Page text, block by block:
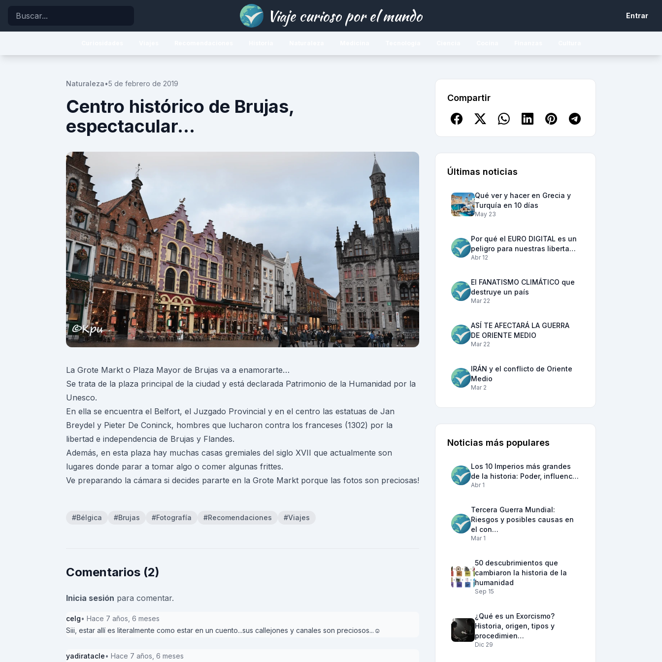
Buscar Viaje curioso por el mundo Entrar
Naturaleza•5 de febrero de 2019
Centro histórico de Brujas,
espectacular...
La Grote Markt o Plaza Mayor de Brujas va a enamorarte…
Se trata de la plaza principal de la ciudad y está declarada Patrimonio de la Humanidad por la
Unesco.
En ella se encuentra el Belfort, el Juzgado Provincial y en el centro las estatuas de Jan
Breydel y Pieter De Coninck, hombres que lucharon contra los franceses (1302) por la
libertad e independencia de Brujas y Flandes.
Además, en esta plaza hay muchas casas gremiales del siglo XVII que actualmente son
lugares donde parar a tomar algo o comer algunas frittes.
Ve preparando la cámara si decides pararte en la Grote Markt porque las fotos son preciosas!
#Bélgica #Brujas #Fotografía #Recomendaciones #Viajes
Comentarios (2)
Inicia sesión para comentar.
celg• Hace 7 años, 6 meses
Siii, estar allí es literalmente como estar en un cuento...sus callejones y canales son preciosos...☺
yadiratacle• Hace 7 años, 6 meses
Compartir
Últimas noticias
Qué ver y hacer en Grecia y
Turquía en 10 días
May 23
Por qué el EURO DIGITAL es un
peligro para nuestras liberta…
Abr 12
El FANATISMO CLIMÁTICO que
destruye un país
Mar 22
ASÍ TE AFECTARÁ LA GUERRA
DE ORIENTE MEDIO
Mar 22
IRÁN y el conflicto de Oriente
Medio
Mar 2
Noticias más populares
Los 10 Imperios más grandes
de la historia: Poder, influenc…
Abr 1
Tercera Guerra Mundial:
Riesgos y posibles causas en
el con…
Mar 1
50 descubrimientos que
cambiaron la historia de la
humanidad
Sep 15
¿Qué es un Exorcismo?
Historia, origen, tipos y
procedimien…
Dic 29